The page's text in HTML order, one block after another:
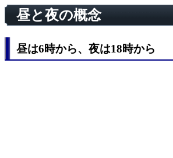
昼と夜の概念
昼は6時から、夜は18時から